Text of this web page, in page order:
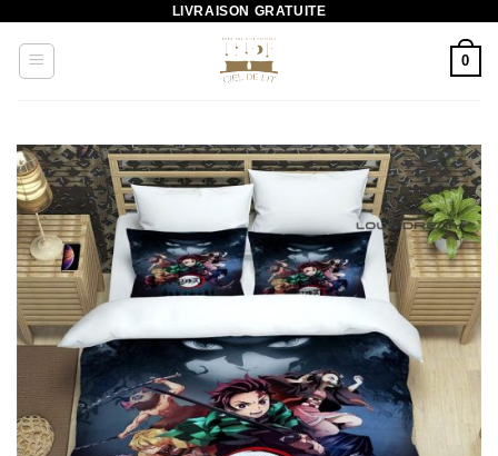
contenu
LIVRAISON GRATUITE
0